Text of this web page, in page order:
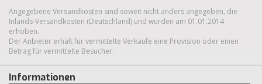
Angegebene Versandkosten sind soweit nicht anders angegeben, die
Inlands-Versandkosten (Deutschland) und wurden am 01.01.2014
erhoben.
Der Anbieter erhält für vermittelte Verkäufe eine Provision oder einen
Betrag für vermittelte Besucher.
Informationen